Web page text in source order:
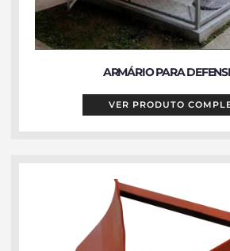
ARMÁRIO PARA
VER PRODUTO